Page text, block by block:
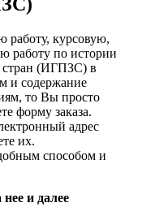
работу, курсовую,
работу по истории
стран (ИГПЗС) в
и содержание
то Вы просто
форму заказа.
адрес
их.
способом и
и далее